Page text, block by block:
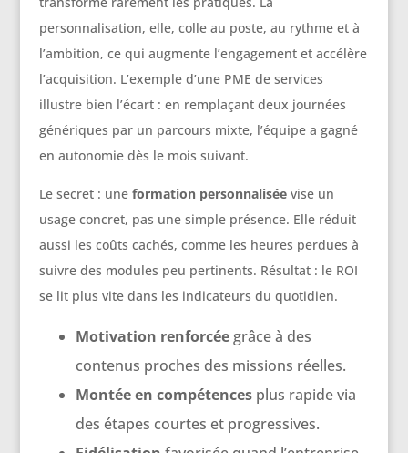
personnalisation, elle, colle au poste, au rythme et à
l’ambition, ce qui augmente l’engagement et accélère
l’acquisition. L’exemple d’une PME de services
illustre bien l’écart : en remplaçant deux journées
génériques par un parcours mixte, l’équipe a gagné
en autonomie dès le mois suivant.
Le secret : une formation personnaliséevise un
usage concret, pas une simple présence. Elle réduit
aussi les coûts cachés, comme les heures perdues à
suivre des modules peu pertinents. Résultat : le ROI
se lit plus vite dans les indicateurs du quotidien.
Motivation renforcéegrâce à des
contenus proches des missions réelles.
Montée en compétencesplus rapide via
des étapes courtes et progressives.